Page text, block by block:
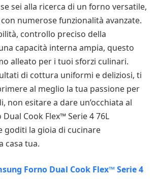
sei alla ricerca di un forno versatile,
numerose funzionalità avanzate.
controllo preciso della
capacità interna ampia, questo
alleato per i tuoi sforzi culinari.
di cottura uniformi e deliziosi, ti
al meglio la tua passione per
non esitare a dare un’occhiata al
Cook Flex™ Serie 4 76L
goditi la gioia di cucinare
casa tua.